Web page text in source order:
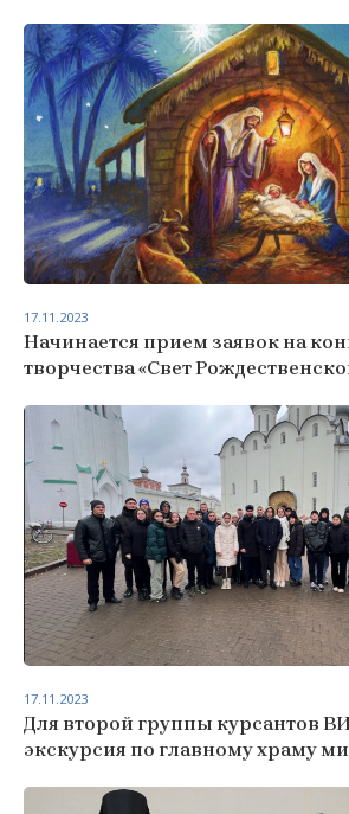
Начинается прием заявок на
творчества «Свет
17.11.2023
Для второй группы курсантов
экскурсия по главному храму
17.11.2023